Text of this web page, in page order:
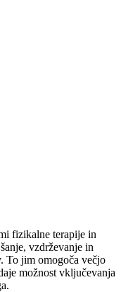
fizikalne terapije in
vzdrževanje in
To jim omogoča večjo
možnost vključevanja